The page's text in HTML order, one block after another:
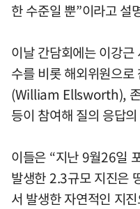
한 수준일 뿐”이라고 설
이날 간담회에는 이강
수를 비롯 해외위원으
(William Ellsworth),
등이 참여해 질의 응답
이들은 “지난 9월26일
발생한 2.3규모 지진은
서 발생한 자연적인 지